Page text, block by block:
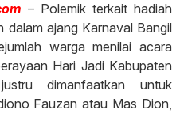
– Polemik terkait hadiah
dalam ajang Karnaval Bangil
warga menilai acara
Hari Jadi Kabupaten
dimanfaatkan untuk
Fauzan atau Mas Dion,